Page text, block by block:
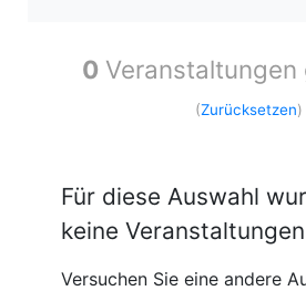
0 Veranstaltungen
(Zurücksetzen)
Für diese Auswahl
keine
Versuchen Sie eine andere